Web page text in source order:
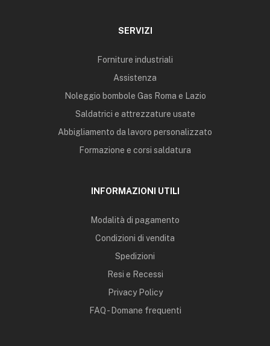
SERVIZI
Forniture industriali
Assistenza
Noleggio bombole Gas Roma e Lazio
Saldatrici e attrezzature usate
Abbigliamento da lavoro personalizzato
Formazione e corsi saldatura
INFORMAZIONI UTILI
Modalità di pagamento
Condizioni di vendita
Spedizioni
Resi e Recessi
Privacy Policy
FAQ - Domane frequenti